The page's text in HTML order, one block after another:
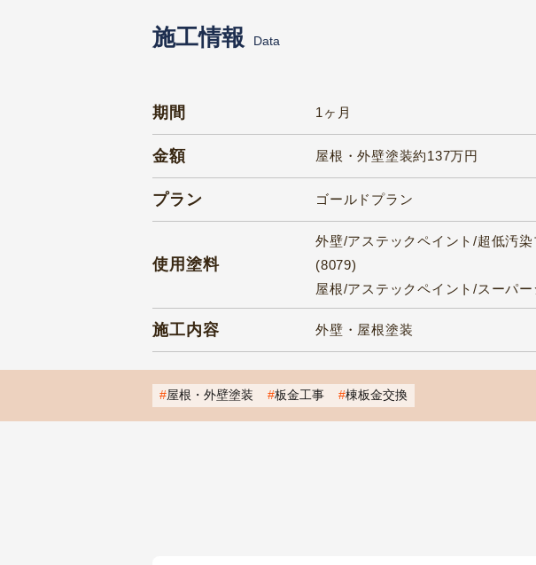
施工情報 Data
期間 1ヶ月
金額 屋根・外壁塗装約137万円
プラン ゴールドプラン
使用塗料
外壁/アステックペイント/超低汚
(8079)
屋根/アステックペイント/スーパ
施工内容 外壁・屋根塗装
屋根・外壁塗装 板金工事 棟板金交換